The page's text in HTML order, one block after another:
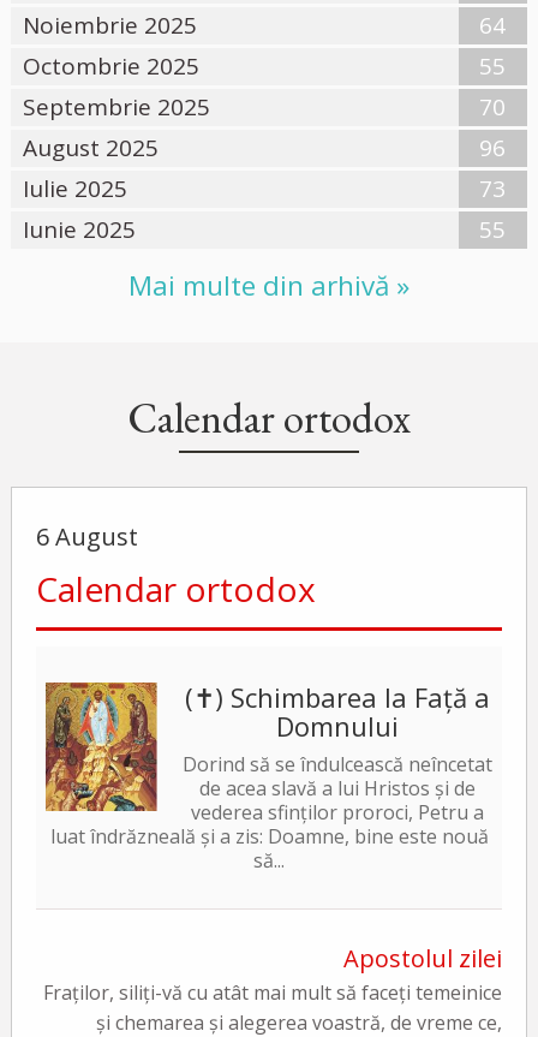
Noiembrie 2025
64
Octombrie 2025
55
Septembrie 2025
70
August 2025
96
Iulie 2025
73
Iunie 2025
55
Mai multe din arhivă »
Calendar ortodox
6 August
Calendar ortodox
(✝) Schimbarea la Față a
Domnului
Dorind să se îndulcească neîncetat
de acea slavă a lui Hristos și de
vederea sfinților proroci, Petru a
luat îndrăzneală și a zis: Doamne, bine este nouă
să...
Apostolul zilei
Fraților, siliți-vă cu atât mai mult să faceți temeinice
și chemarea și alegerea voastră, de vreme ce,